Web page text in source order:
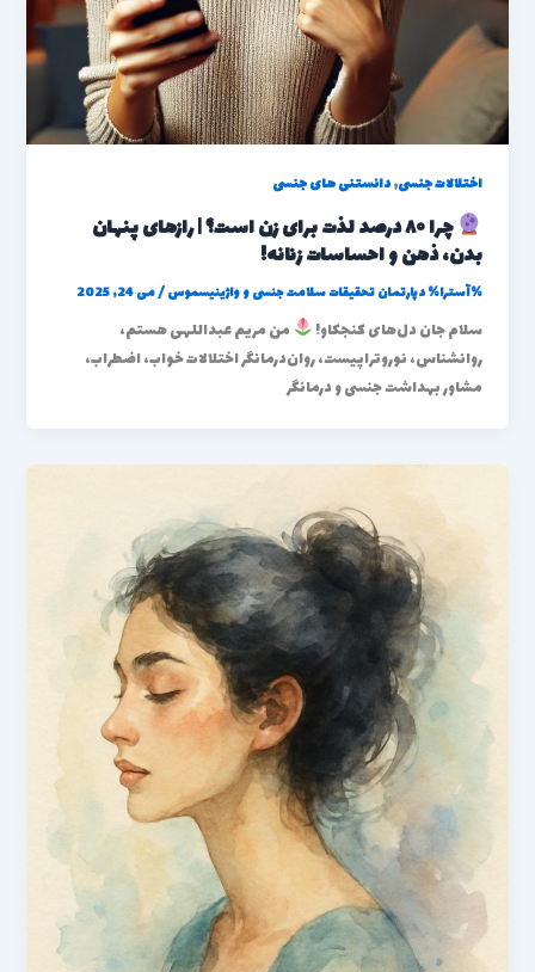
اختلالات جنسی,دانستنی های جنسی
چرا ۸۰ درصد لذت برای زن است؟ | رازهای پنهان
بدن، ذهن و احساسات زنانه!
%آسترا%دپارتمان تحقیقات سلامت جنسی و واژینیسموس/می 24, 2025
سلام جان دل‌های کنجکاو!
من مریم عبداللهی هستم،
روانشناس، نوروتراپیست، روان‌درمانگر اختلالات خواب، اضطراب،
مشاور بهداشت جنسی و درمانگر